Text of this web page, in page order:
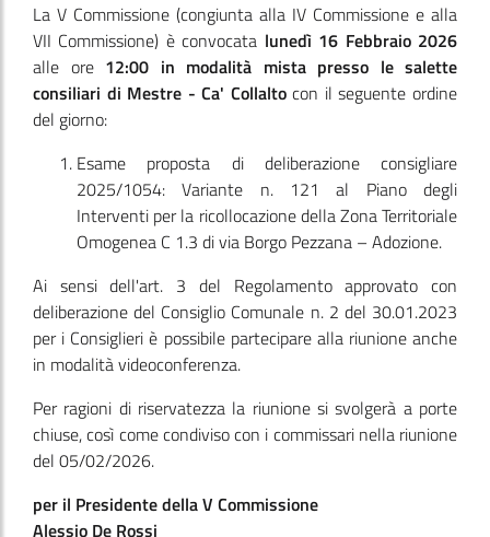
La V Commissione (congiunta alla IV Commissione e alla
VII Commissione) è convocata lunedì 16 Febbraio 2026
alle ore 12:00 in modalità mista presso le salette
consiliari di Mestre - Ca' Collaltocon il seguente ordine
del giorno:
Esame proposta di deliberazione consigliare
2025/1054: Variante n. 121 al Piano degli
Interventi per la ricollocazione della Zona Territoriale
Omogenea C 1.3 di via Borgo Pezzana – Adozione.
Ai sensi dell'art. 3 del Regolamento approvato con
deliberazione del Consiglio Comunale n. 2 del 30.01.2023
per i Consiglieri è possibile partecipare alla riunione anche
in modalità videoconferenza.
Per ragioni di riservatezza la riunione si svolgerà a porte
chiuse, così come condiviso con i commissari nella riunione
del 05/02/2026.
per il Presidente della V Commissione
Alessio De Rossi